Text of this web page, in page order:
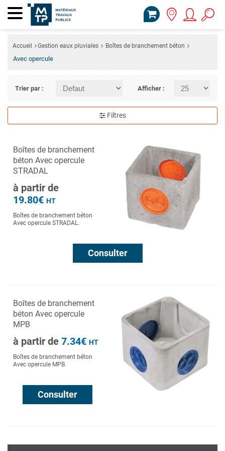
Accueil Gestion eaux pluviales Boîtes de branchement béton
Avec opercule
Trier par : Afficher :
Filtres
Boîtes de branchement
béton Avec opercule
STRADAL
à partir de
19.80€ HT
Boîtes de branchement béton
Avec opercule STRADAL.
Consulter
Boîtes de branchement
béton Avec opercule
MPB
à partir de 7.34€ HT
Boîtes de branchement béton
Avec opercule MPB.
Consulter